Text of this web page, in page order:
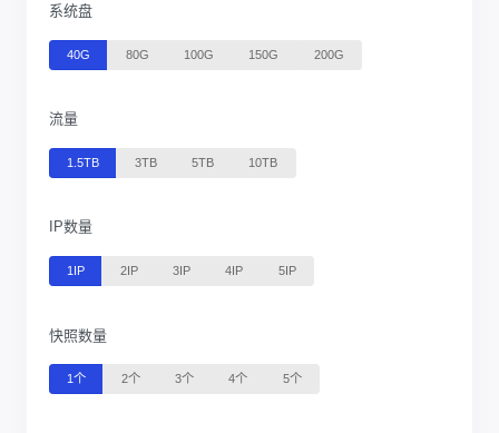
系统盘
40G 80G 100G 150G 200G
流量
1.5TB 3TB 5TB 10TB
IP数量
1IP 2IP 3IP 4IP 5IP
快照数量
1个 2个 3个 4个 5个